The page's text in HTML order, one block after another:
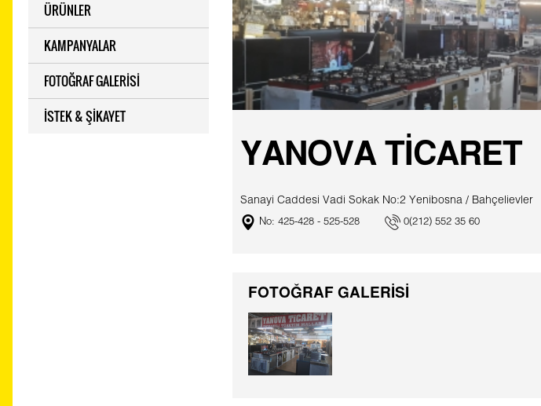
ÜRÜNLER
KAMPANYALAR
FOTOĞRAF GALERİSİ
İSTEK & ŞİKAYET
YANOVA TİCARET
Sanayi Caddesi Vadi Sokak No:2 Yenibosna / Bahçelievler
No: 425-428 - 525-528 0(212) 552 35 60
FOTOĞRAF GALERİSİ